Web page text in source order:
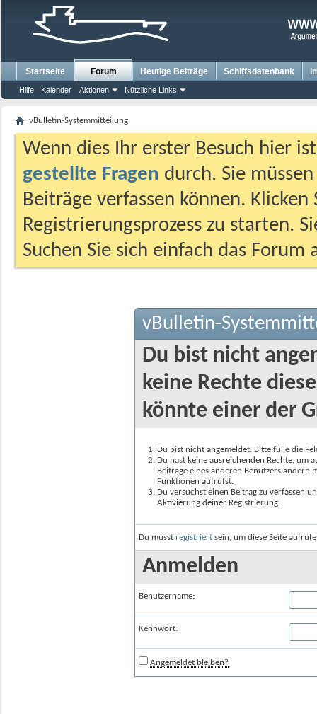
Startseite Forum
Hilfe Kalender Aktionen Nützliche Links
Heutige Beiträge Schiffsdatenbank
vBulletin-Systemmitteilung
Wenn dies Ihr erster Besuch hier
gestellte Fragen durch. Sie
Beiträge verfassen können.
Registrierungsprozess zu starten.
Suchen Sie sich einfach das
vBulletin-
Du bist nicht
keine Rechte
könnte einer der
Du bist nicht angemeldet. Bitte fülle die
Du hast keine ausreichenden Rechte, um
Beiträge eines anderen Benutzers
Funktionen aufrufst.
Du versuchst einen Beitrag zu verfassen
Aktivierung deiner Registrierung.
Du musst registriert sein, um diese Seite
Anmelden
Benutzername:
Kennwort:
Angemeldet bleiben?